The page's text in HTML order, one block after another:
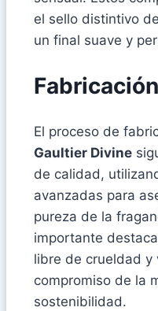
el sello distintivo
un final suave y
Fabricación
El proceso de
Gaultier Divine
de calidad,
avanzadas para
pureza de la
importante
libre de crueldad y
compromiso de la
sostenibilidad.